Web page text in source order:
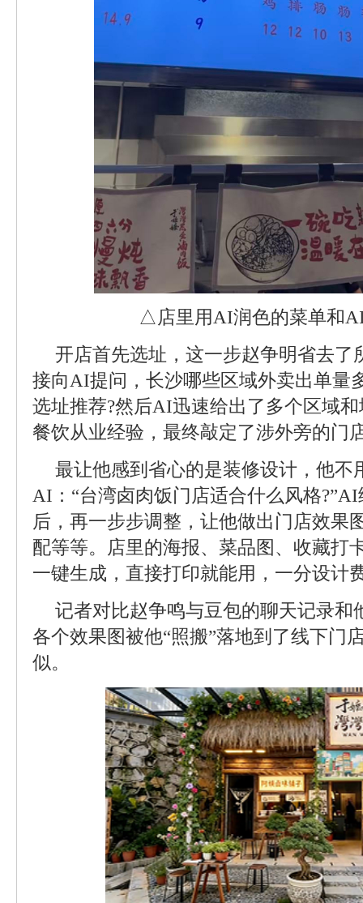
△店里用AI润色的菜单和
开店首先选址，这一步赵争明省去了
接向AI提问，长沙哪些区域外卖出单量
选址推荐?然后AI迅速给出了多个区域
餐饮从业经验，最终敲定了涉外旁的门
最让他感到省心的是装修设计，他不
AI：“台湾卤肉饭门店适合什么风格
后，再一步步调整，让他做出门店效果
配等等。店里的海报、菜品图、收藏打
一键生成，直接打印就能用，一分设计
记者对比赵争鸣与豆包的聊天记录
各个效果图被他“照搬”落地到了线下门
似。